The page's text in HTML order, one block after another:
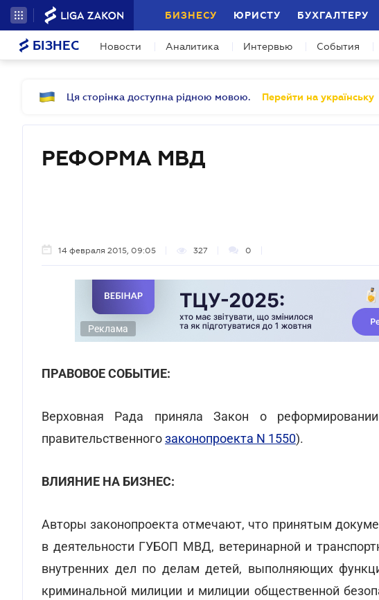
БИЗНЕСУ ЮРИСТУ БУХГАЛТЕРУ
БІЗНЕС Новости Аналитика Интервью События
Ця сторінка доступна рідною мовою. Перейти на українську
РЕФОРМА МВД
14 февраля 2015, 09:05 327 0
Реклама
ПРАВОВОЕ СОБЫТИЕ:
Верховная Рада приняла Закон о
правительственногозаконопроекта N 1550).
ВЛИЯНИЕ НА БИЗНЕС:
Авторы законопроекта отмечают, что принятым
в деятельности ГУБОП МВД, ветеринарной и
внутренних дел по делам детей, выполняющих
криминальной милиции и милиции общественной